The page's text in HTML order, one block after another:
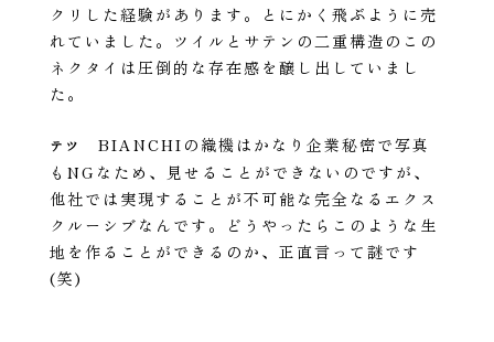
クリした経験があります。とにかく飛ぶように売
れていました。ツイルとサテンの二重構造のこの
ネクタイは圧倒的な存在感を醸し出していまし
た。
テツ
BIANCHIの織機はかなり企業秘密で写真
もNGなため、見せることができないのですが、
他社では実現することが不可能な完全なるエクス
クルーシブなんです。どうやったらこのような生
地を作ることができるのか、正直言って謎です
(笑)